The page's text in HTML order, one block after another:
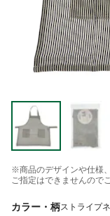
※商品のデザインや仕様
ご指定はできませんので
カラー・柄ストライプ